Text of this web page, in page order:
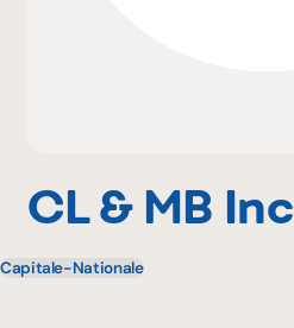
CL & MB Inc
Capitale-Nationale